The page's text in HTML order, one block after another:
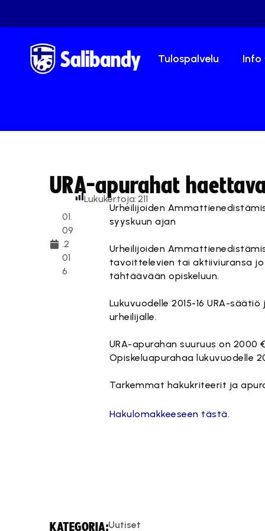
Tulospalvelu Info
URA-apurahat
01.
09
.2
01
6
Lukukertoja:211
Urheilijoiden
syyskuun ajan
Urheilijoiden
tavoittelevien tai aktiiviuransa
tähtäävään opiskeluun.
Lukuvuodelle 2015-16 URA-
urheilijalle.
URA-apurahan suuruus on 2000
Opiskeluapurahaa lukuvuodelle
Tarkemmat hakukriteerit ja
Hakulomakkeeseen tästä.
KATEGORIA:Uutiset